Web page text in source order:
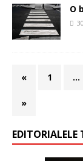
O
« 1 …
»
EDITORIALELE